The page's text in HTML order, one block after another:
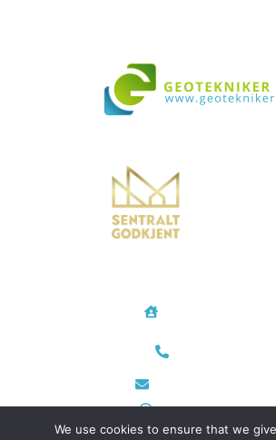
Org.nr 933 698 343
We use cookies to ensure that we